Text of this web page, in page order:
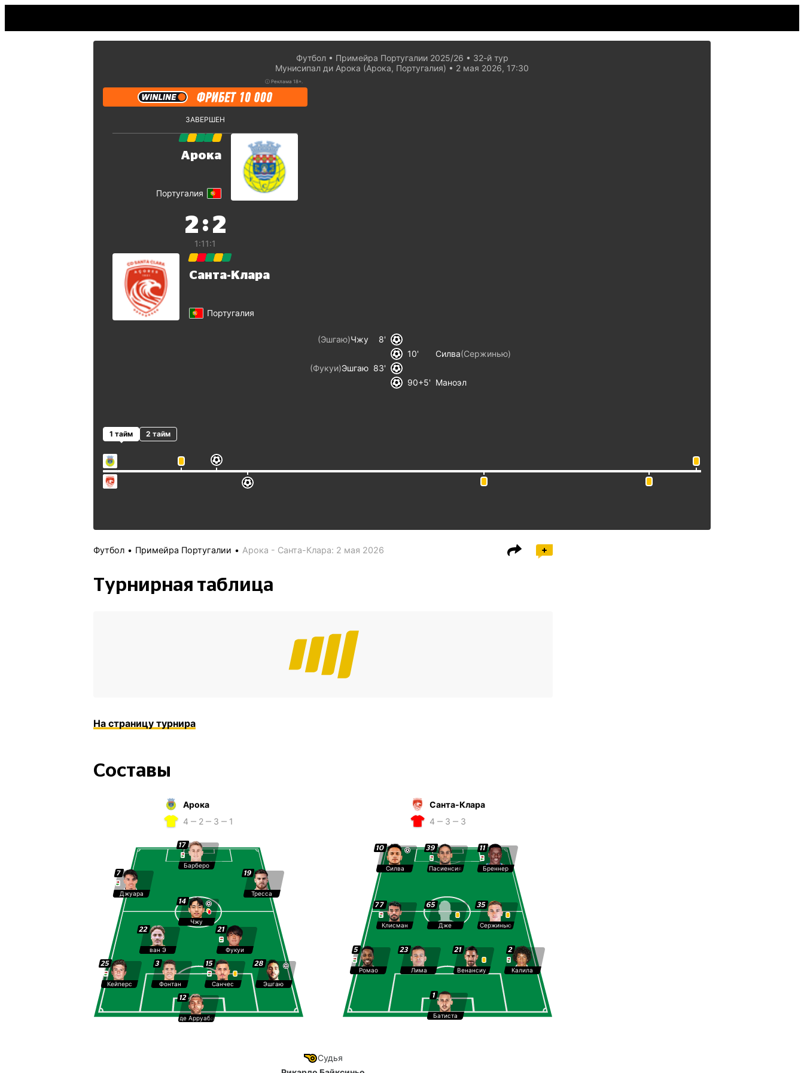
Футбол Примейра Португалии 2025/26
32-й тур
Мунисипал ди Арока (Арока, Португалия)
2 мая 2026, 17:30
ⓘ Реклама 18+.
ЗАВЕРШЕН
Арока
Португалия
2 : 2
1:11:1
Санта-Клара
Португалия
(Эшгаю)Чжу
8
10
(Сержинью)
Силва
(Фукуи)Эшгаю 83
90+5
Маноэл
1 тайм 2 тайм
Футбол Примейра Португалии Арока - Санта-Клара: 2 мая 2026
Турнирная таблица
На страницу турнира
Составы
Арока
4 ‒ 2 ‒ 3 ‒ 1
3
Фонтан
25
Кейперс
12
де Арруабаррена
17
Барберо
19
Тресса
7
Джуара
15
Санчес
28
Эшгаю
21
Фукуи
14
Чжу
22
ван Э
Санта-Клара
4 ‒ 3 ‒ 3
10
Силва
39
Пасиенсия
11
Бреннер
5
Ромао
21
Венансиу
2
Калила
1
Батиста
23
Лима
77
Клисман
35
Сержинью
65
Дже
Судья